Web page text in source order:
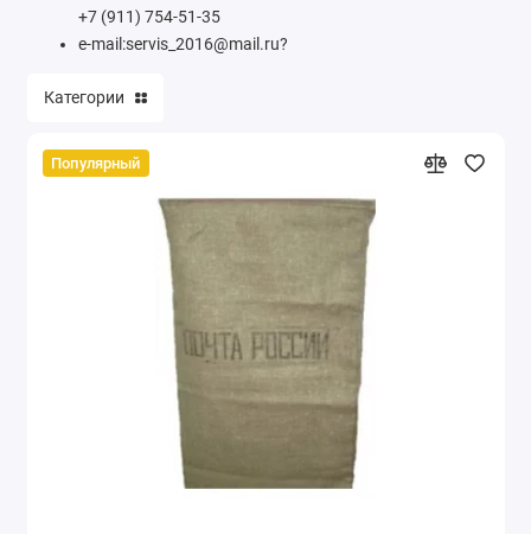
+7 (911) 754-51-35
е-mail:servis_2016@mail.ru?
Категории
Популярный